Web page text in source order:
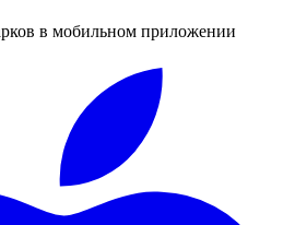
в мобильном приложении